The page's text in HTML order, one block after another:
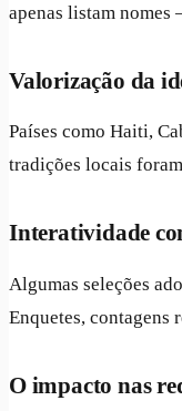
apenas listam nomes
Valorização da
Países como Haiti,
tradições locais
Interatividade
Algumas seleções
Enquetes, contagens
O impacto nas